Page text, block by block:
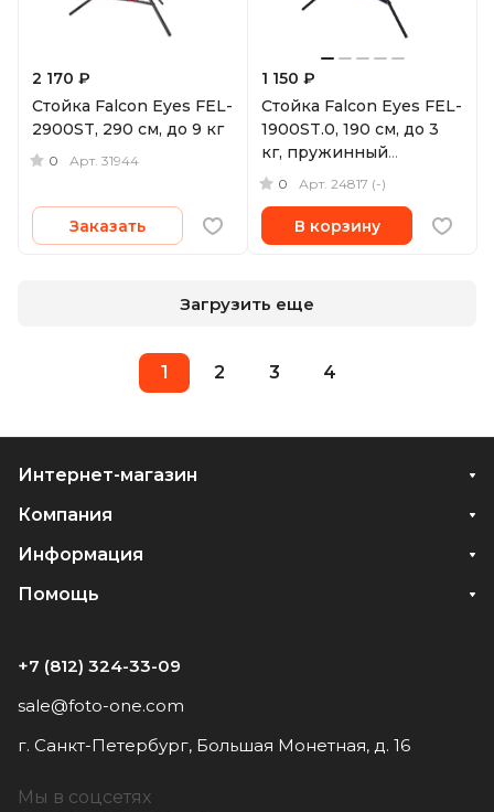
2 170 ₽
Стойка Falcon Eyes FEL-
2900ST, 290 см, до 9 кг
0 Арт. 31944
Заказать
1 150 ₽
Стойка Falcon Eyes FEL-
1900ST.0, 190 см, до 3
кг, пружинный
амортизатор
0 Арт. 24817 (-)
В корзину
Загрузить еще
1 2 3 4
Интернет-магазин
Компания
Информация
Помощь
+7 (812) 324-33-09
sale@foto-one.com
г. Санкт-Петербург, Большая Монетная, д. 16
Мы в соцсетях